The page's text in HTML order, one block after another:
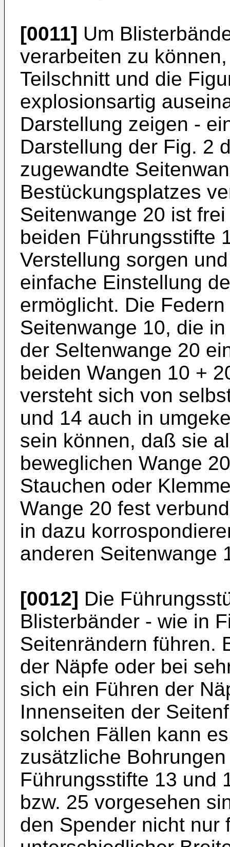
[0011] Um
verarbeiten zu
Teilschnitt und die
explosionsartig
Darstellung zeigen -
Darstellung der Fig. 2
zugewandte
Bestückungsplatzes
Seitenwange 20 ist
beiden Führungsstifte
Verstellung sorgen
einfache Einstellung
ermöglicht. Die
Seitenwange 10, die
der Seltenwange 20
beiden Wangen 10 +
versteht sich von
und 14 auch in
sein können, daß sie
beweglichen Wange
Stauchen oder
Wange 20 fest
in dazu
anderen Seitenwange
[0012] Die
Blisterbänder - wie in
Seitenrändern führen.
der Näpfe oder bei
sich ein Führen der
Innenseiten der
solchen Fällen kann
zusätzliche
Führungsstifte 13 und
bzw. 25 vorgesehen
den Spender nicht nur